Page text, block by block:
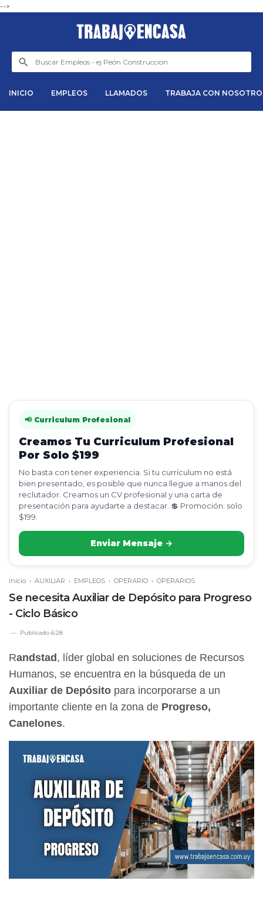
-->
INICIO EMPLEOS LLAMADOS TRABAJA CON
📢 Curriculum Profesional
Creamos Tu Curriculum Profesional
Por Solo $199
No basta con tener experiencia. Si tu currículum no está
bien presentado, es posible que nunca llegue a manos del
reclutador. Creamos un CV profesional y una carta de
presentación para ayudarte a destacar. 💲 Promoción: solo
$199.
Enviar Mensaje →
Inicio › AUXILIAR › EMPLEOS › OPERARIO › OPERARIOS
Se necesita Auxiliar de Depósito para Progreso
- Ciclo Básico
Publicado 6:28
Randstad , líder global en soluciones de Recursos
Humanos, se encuentra en la búsqueda de un
Auxiliar de Depósito para incorporarse a un
importante cliente en la zona de Progreso,
Canelones.